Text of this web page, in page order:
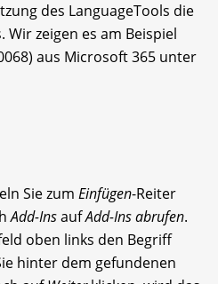
des LanguageTools die
zeigen es am Beispiel
aus Microsoft 365 unter
Sie zum Einfügen-Reiter
Add-InsaufAdd-Ins abrufen.
oben links den Begriff
hinter dem gefundenen